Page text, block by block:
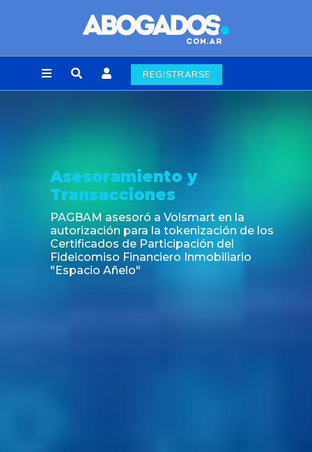
REGISTRARSE
Asesoramiento y
Transacciones
PAGBAM asesoró a Volsmart en la
autorización para la tokenización de los
Certificados de Participación del
Fideicomiso Financiero Inmobiliario
"Espacio Añelo"